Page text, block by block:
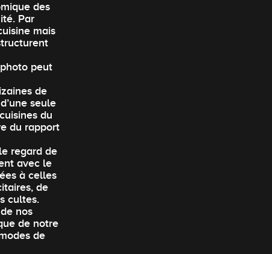
des
Par
mais
peut
de
seule
du
du rapport
regard de
avec le
à celles
de
cultes.
nos
de notre
de